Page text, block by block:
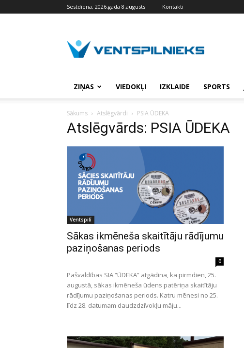
Sestdiena, 2026.gada 8.augusts Kontakti
ZIŅAS VIEDOKĻI IZKLAIDE SPORTS
Sākums Atslēgvārdi PSIA ŪDEKA
Atslēgvārds: PSIA ŪDEKA
Ventspilī
Sākas ikmēneša skaitītāju rādījumu
paziņošanas periods
0
Pašvaldības SIA “ŪDEKA” atgādina, ka pirmdien, 25.
augustā, sākas ikmēneša ūdens patēriņa skaitītāju
rādījumu paziņošanas periods. Katru mēnesi no 25.
līdz 28. datumam daudzdzīvokļu māju...